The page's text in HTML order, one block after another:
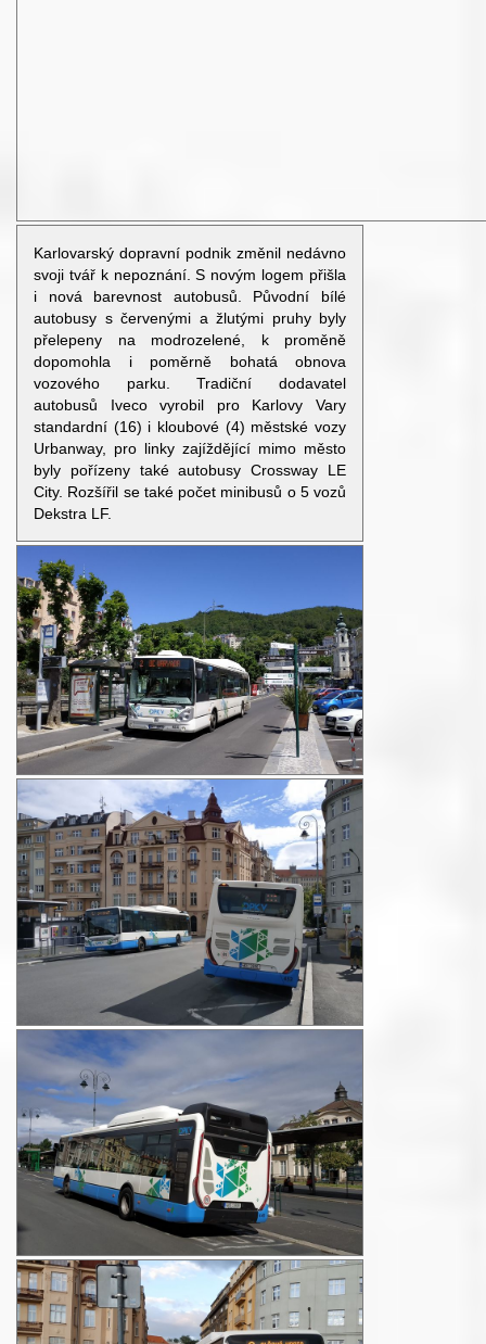
Karlovarský dopravní podnik změnil nedávno
svoji tvář k nepoznání. S novým logem přišla
i nová barevnost autobusů. Původní bílé
autobusy s červenými a žlutými pruhy byly
přelepeny na modrozelené, k proměně
dopomohla i poměrně bohatá obnova
vozového parku. Tradiční dodavatel
autobusů Iveco vyrobil pro Karlovy Vary
standardní (16) i kloubové (4) městské vozy
Urbanway, pro linky zajíždějící mimo město
byly pořízeny také autobusy Crossway LE
City. Rozšířil se také počet minibusů o 5 vozů
Dekstra LF.